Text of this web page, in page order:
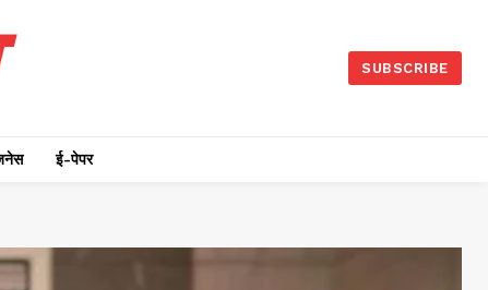
SUBSCRIBE
ई-पेपर